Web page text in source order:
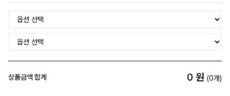
상품금액 합계 0 원 (0개)